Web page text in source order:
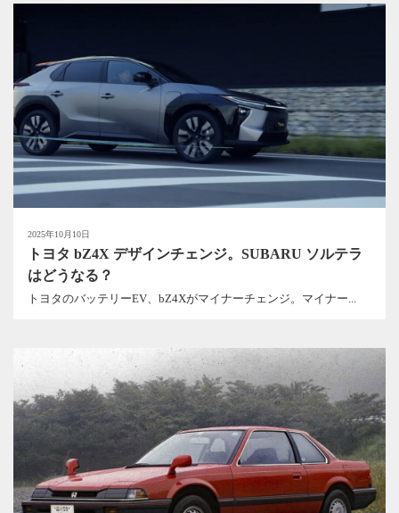
2025年10月10日
トヨタ bZ4X デザインチェンジ。SUBARU ソルテラ
はどうなる？
トヨタのバッテリーEV、bZ4Xがマイナーチェンジ。マイナー...